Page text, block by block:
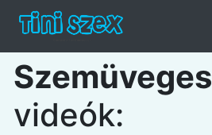
Szemüveges
videók: